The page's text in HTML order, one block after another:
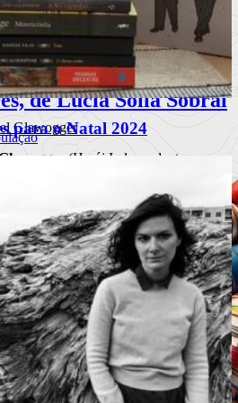
para o Natal 2024
de Lucía Solla Sobral
mais um trabalho sobre a
com recurso a imagens de
de um amor perdido), tornado mais
do estúdio.
Glawogger
(Herói Independente no
tríptico sobre a prostituição: começa
onde as prostitutas estão
pelas ruelas estreitas do Bangladesh,
como a do mundo lá fora; e acaba na
à Santíssima Morte e se fuma
o título“Whore’s Glory”(repete dia
na Culturgest) não parece
porque se vê menos), os outros
aos infernos, pouco consentânea com
mais antiga do mundo. No entanto,
no documentário: Glawogger
(na) degradação; a banda-sonora, por
e corta alguma náusea que o